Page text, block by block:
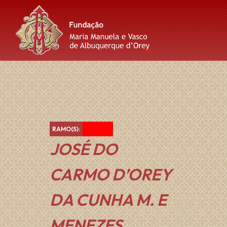
Skip
to
content
Skip
to
main
navigation
Skip
to
footer
JOSÉ DO
CARMO D’OREY
DA CUNHA M. E
RAMO(S): Vermelho